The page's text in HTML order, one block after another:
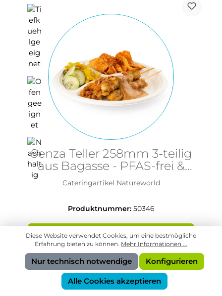
Senza Teller 258mm 3-teilig
aus Bagasse - PFAS-frei &
nachhaltig
Cateringartikel Natureworld
Produktnummer: 50346
In den Anfragekorb
Diese Website verwendet Cookies, um eine bestmögliche
Erfahrung bieten zu können. Mehr Informationen ...
Nur technisch notwendige Konfigurieren
Alle Cookies akzeptieren